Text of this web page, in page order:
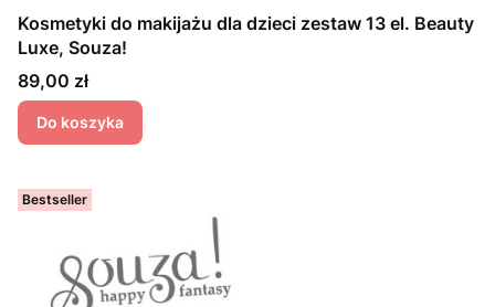
Kosmetyki do makijażu dla dzieci zestaw 13 el. Beauty
Luxe, Souza!
Cena
89,00 zł
Do koszyka
Bestseller